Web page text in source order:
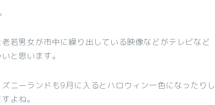
若男女が市中に繰り出している映像などがテレビなど
と思います。
ニーランドも9月に入るとハロウィン一色になったりし
よね。